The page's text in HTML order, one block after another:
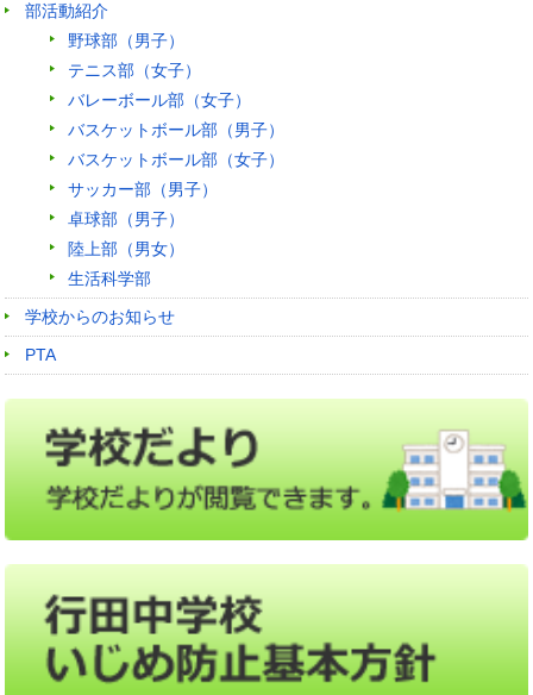
部活動紹介
野球部（男子）
テニス部（女子）
バレーボール部（女子）
バスケットボール部（男子）
バスケットボール部（女子）
サッカー部（男子）
卓球部（男子）
陸上部（男女）
生活科学部
学校からのお知らせ
PTA